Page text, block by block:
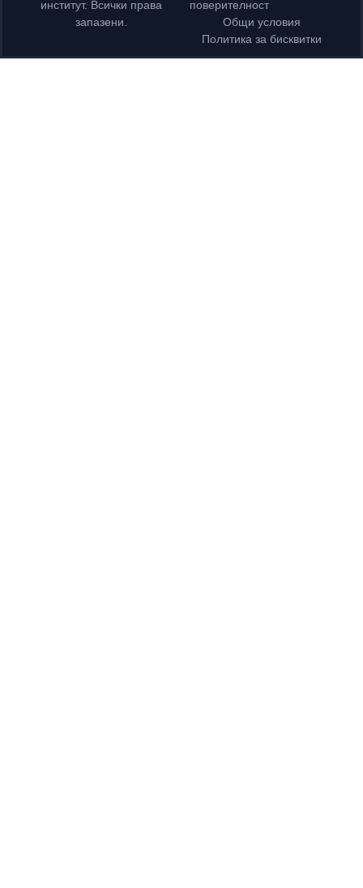
институт. Всички права
запазени.
поверителност
Общи условия
Политика за бисквитки